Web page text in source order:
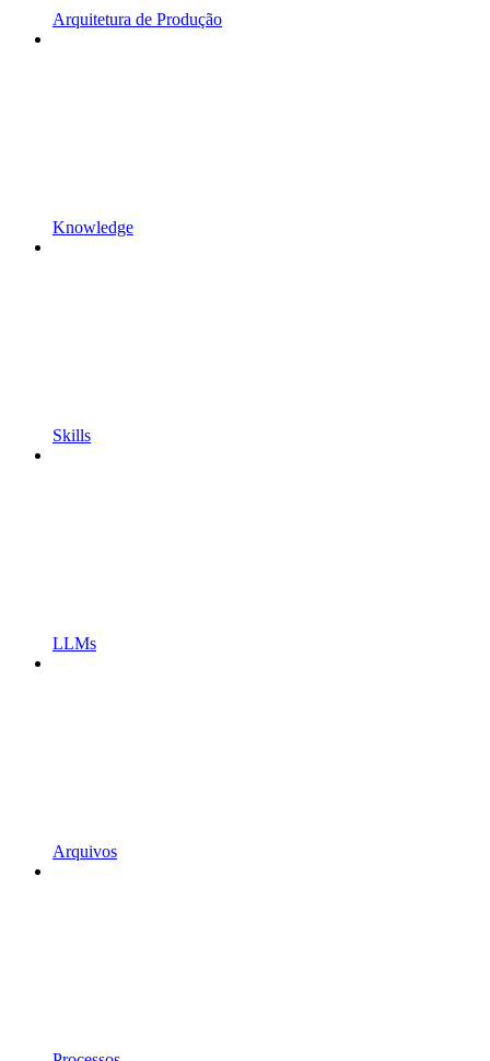
Arquitetura de Produção
Knowledge
Skills
LLMs
Arquivos